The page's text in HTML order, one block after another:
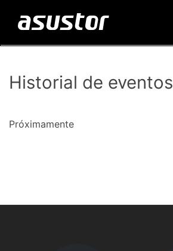
Historial de eventos
Próximamente